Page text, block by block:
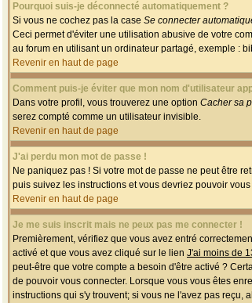
Pourquoi suis-je déconnecté automatiquement ?
Si vous ne cochez pas la case Se connecter
Ceci permet d'éviter une utilisation abusive de votre
au forum en utilisant un ordinateur partagé, exemple :
Revenir en haut de page
Comment puis-je éviter que mon nom d'utilisateur
Dans votre profil, vous trouverez une option Cacher sa
serez compté comme un utilisateur invisible.
Revenir en haut de page
J'ai perdu mon mot de passe !
Ne paniquez pas ! Si votre mot de passe ne peut être
puis suivez les instructions et vous devriez pouvoir
Revenir en haut de page
Je me suis inscrit mais ne peux pas me connecter !
Premièrement, vérifiez que vous avez entré
activé et que vous avez cliqué sur le lien J'ai moins de
peut-être que votre compte a besoin d'être activé ?
de pouvoir vous connecter. Lorsque vous vous êtes
instructions qui s'y trouvent; si vous ne l'avez pas